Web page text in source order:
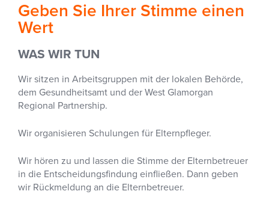
Geben Sie Ihrer Stimme einen
Wert
WAS WIR TUN
Wir sitzen in Arbeitsgruppen mit der lokalen Behörde,
dem Gesundheitsamt und der West Glamorgan
Regional Partnership.
Wir organisieren Schulungen für Elternpfleger.
Wir hören zu und lassen die Stimme der Elternbetreuer
in die Entscheidungsfindung einfließen. Dann geben
wir Rückmeldung an die Elternbetreuer.